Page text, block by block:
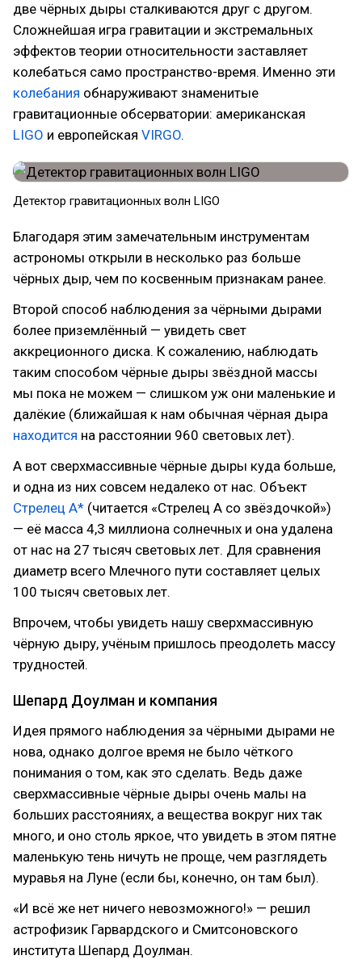
две чёрных дыры сталкиваются друг с другом.
Сложнейшая игра гравитации и экстремальных
эффектов теории относительности заставляет
колебаться само пространство-время. Именно эти
колебания обнаруживают знаменитые
гравитационные обсерватории: американская
LIGO и европейская VIRGO.
Детектор гравитационных волн LIGO
Благодаря этим замечательным инструментам
астрономы открыли в несколько раз больше
чёрных дыр, чем по косвенным признакам ранее.
Второй способ наблюдения за чёрными дырами
более приземлённый — увидеть свет
аккреционного диска. К сожалению, наблюдать
таким способом чёрные дыры звёздной массы
мы пока не можем — слишком уж они маленькие и
далёкие (ближайшая к нам обычная чёрная дыра
находится на расстоянии 960 световых лет).
А вот сверхмассивные чёрные дыры куда больше,
и одна из них совсем недалеко от нас. Объект
Стрелец А* (читается «Стрелец А со звёздочкой»)
— её масса 4,3 миллиона солнечных и она удалена
от нас на 27 тысяч световых лет. Для сравнения
диаметр всего Млечного пути составляет целых
100 тысяч световых лет.
Впрочем, чтобы увидеть нашу сверхмассивную
чёрную дыру, учёным пришлось преодолеть массу
трудностей.
Шепард Доулман и компания
Идея прямого наблюдения за чёрными дырами не
нова, однако долгое время не было чёткого
понимания о том, как это сделать. Ведь даже
сверхмассивные чёрные дыры очень малы на
больших расстояниях, а вещества вокруг них так
много, и оно столь яркое, что увидеть в этом пятне
маленькую тень ничуть не проще, чем разглядеть
муравья на Луне (если бы, конечно, он там был).
«И всё же нет ничего невозможного!» — решил
астрофизик Гарвардского и Смитсоновского
института Шепард Доулман.